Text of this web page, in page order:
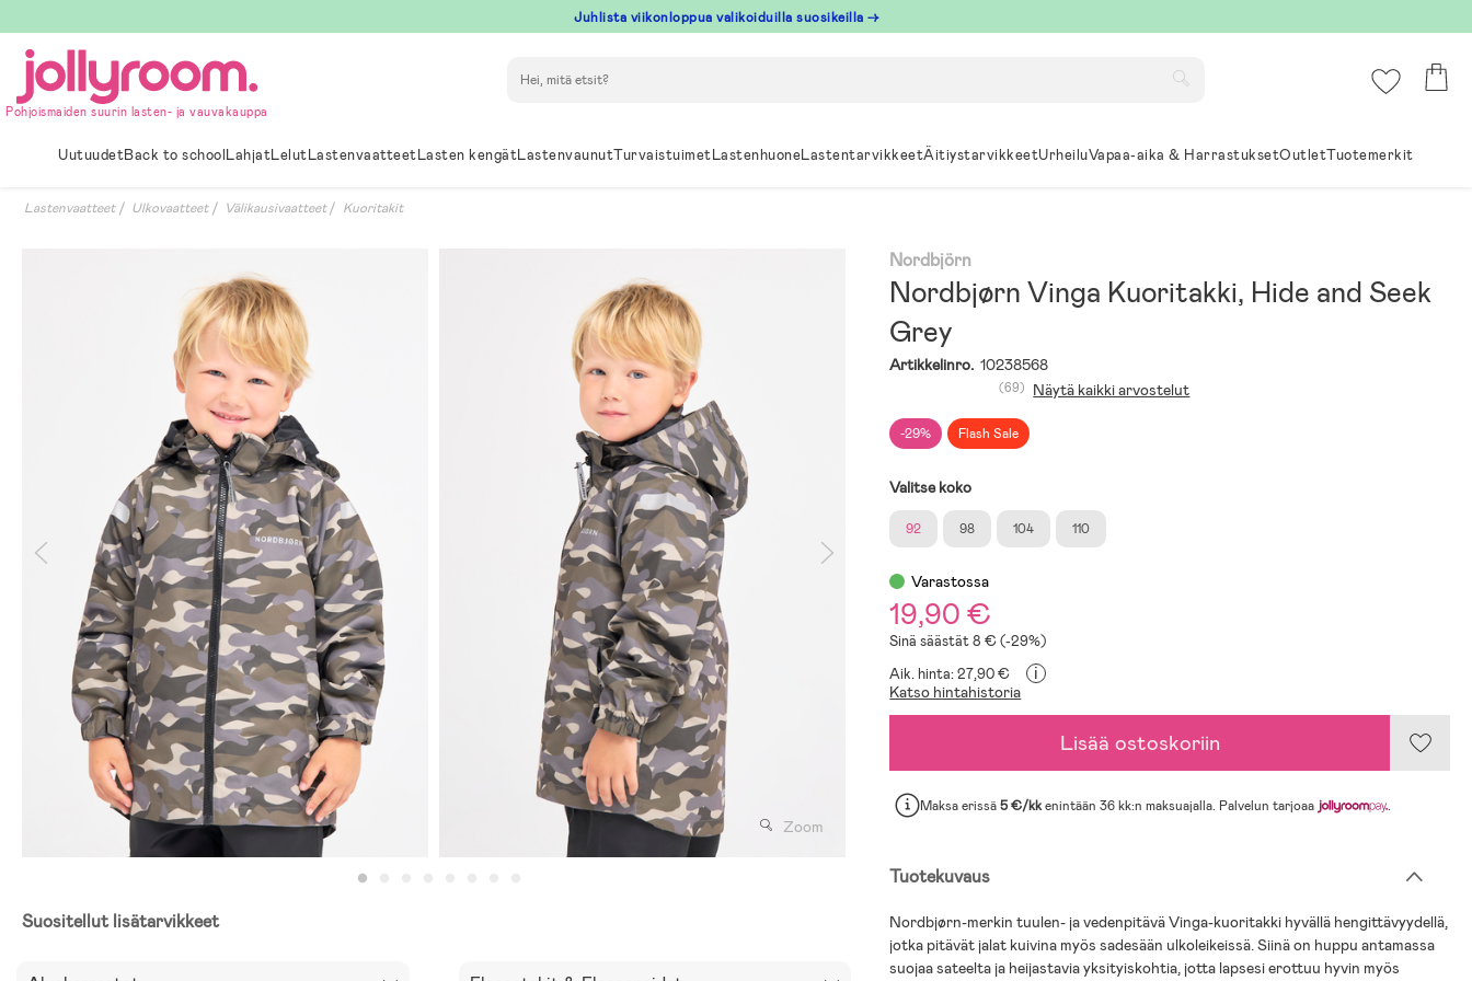
till
innehållet
Juhlista viikonloppua valikoiduilla suosikeilla →
Pohjoismaiden suurin lasten- ja vauvakauppa
UutuudetBack to schoolLahjatLelutLastenvaatteetLasten kengätLastenvaunutTurvaistuimetLastenhuoneLastentarvikkeetÄitiystarvikkeetUrheiluVapaa-aika & HarrastuksetOutletTuotemerkit
Lastenvaatteet Ulkovaatteet Välikausivaatteet Kuoritakit
Zoom
Suositellut lisätarvikkeet
Nordbjörn
Nordbjørn Vinga Kuoritakki, Hide and Seek
Grey
Artikkelinro. 10238568
-29% Flash Sale
(69) Näytä kaikki arvostelut
Valitse koko
92 98 104 110
Varastossa
19,90 €
Sinä säästät 8 € (-29%)
Aik. hinta: 27,90 €
i
Katso hintahistoria
Lisää ostoskoriin
Maksa erissä5 €/kkenintään 36 kk:n maksuajalla. Palvelun tarjoaa .
Tuotekuvaus
Nordbjørn-merkin tuulen- ja vedenpitävä Vinga-kuoritakki hyvällä hengittävyydellä,
jotka pitävät jalat kuivina myös sadesään ulkoleikeissä. Siinä on huppu antamassa
suojaa sateelta ja heijastavia yksityiskohtia, jotta lapsesi erottuu hyvin myös